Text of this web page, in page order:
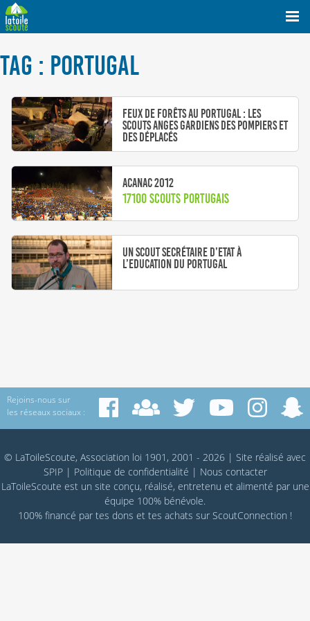
TAG : PORTUGAL
Feux de forêts au Portugal : les
scouts anges gardiens des pompiers et
des déplacés
Acanac 2012
17100 scouts portugais
Un scout secrétaire d’Etat à
l’Education du Portugal
Rejoins-nous sur
les réseaux sociaux :
© LaToileScoute, Association loi 1901, 2001 - 2026 | Site réalisé avec
SPIP| Politique de confidentialité | Nous contacter
LaToileScoute est un site conçu, réalisé, entretenu et alimenté par une
équipe 100% bénévole.
100% financé par tes dons et tes achats sur ScoutConnection !